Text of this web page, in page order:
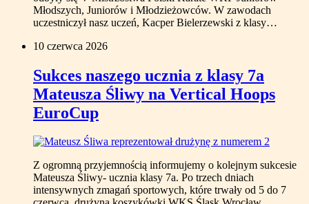
Młodszych, Juniorów i Młodzieżowców. W zawodach
uczestniczył nasz uczeń, Kacper Bielerzewski z klasy…
10 czerwca 2026
Sukces naszego ucznia z klasy 7a
Mateusza Śliwy na Vertical Hoops
EuroCup
Z ogromną przyjemnością informujemy o kolejnym sukcesie
Mateusza Śliwy- ucznia klasy 7a. Po trzech dniach
intensywnych zmagań sportowych, które trwały od 5 do 7